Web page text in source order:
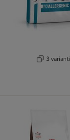
3 varianti